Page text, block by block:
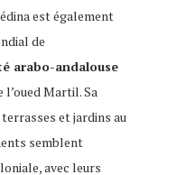
est également
de
arabo-andalouse
Martil. Sa
et jardins au
semblent
avec leurs